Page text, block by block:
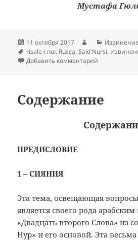
Мустафа
Опубликовано
11 октября 2017 АвторРубрики
Извинение
Метки
risale-i nur, Rusça,Said Nursi,
Добавить комментарий
Содержание
ПРЕДИСЛОВИЕ
1 – СИЯНИЯ
Эта тема, освещающая
является своего рода
«Двадцать второго Слова» из
Нур» и его основой. Эта